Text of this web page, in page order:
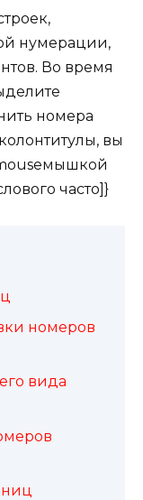
нумерации,
Во время
номера
вы
часто]}
номеров
вида